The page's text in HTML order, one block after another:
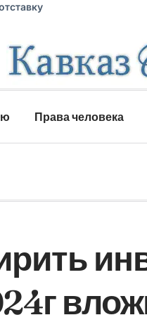
Права человека